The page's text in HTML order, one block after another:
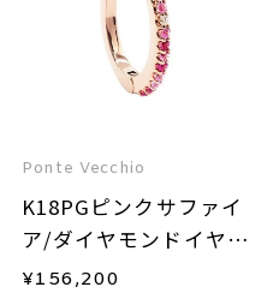
Ponte Vecchio
K18PGピンクサファイ
ア/ダイヤモンドイヤー
カフ(片耳用)
¥156,200